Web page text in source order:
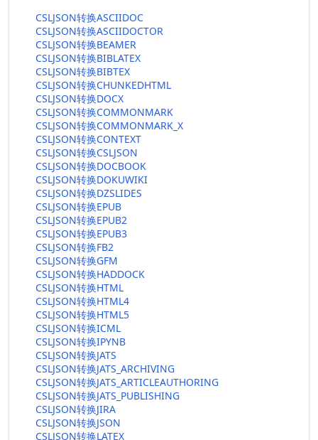
CSLJSON转换ASCIIDOC
CSLJSON转换ASCIIDOCTOR
CSLJSON转换BEAMER
CSLJSON转换BIBLATEX
CSLJSON转换BIBTEX
CSLJSON转换CHUNKEDHTML
CSLJSON转换DOCX
CSLJSON转换COMMONMARK
CSLJSON转换COMMONMARK_X
CSLJSON转换CONTEXT
CSLJSON转换CSLJSON
CSLJSON转换DOCBOOK
CSLJSON转换DOKUWIKI
CSLJSON转换DZSLIDES
CSLJSON转换EPUB
CSLJSON转换EPUB2
CSLJSON转换EPUB3
CSLJSON转换FB2
CSLJSON转换GFM
CSLJSON转换HADDOCK
CSLJSON转换HTML
CSLJSON转换HTML4
CSLJSON转换HTML5
CSLJSON转换ICML
CSLJSON转换IPYNB
CSLJSON转换JATS
CSLJSON转换JATS_ARCHIVING
CSLJSON转换JATS_ARTICLEAUTHORING
CSLJSON转换JATS_PUBLISHING
CSLJSON转换JIRA
CSLJSON转换JSON
CSLJSON转换LATEX